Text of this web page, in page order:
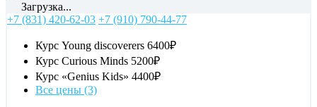
Загрузка...
+7 (831) 420-62-03 +7 (910) 790-44-77
Курс Young discoverers 6400₽
Курс Curious Minds 5200₽
Курс «Genius Kids» 4400₽
Все цены (3)